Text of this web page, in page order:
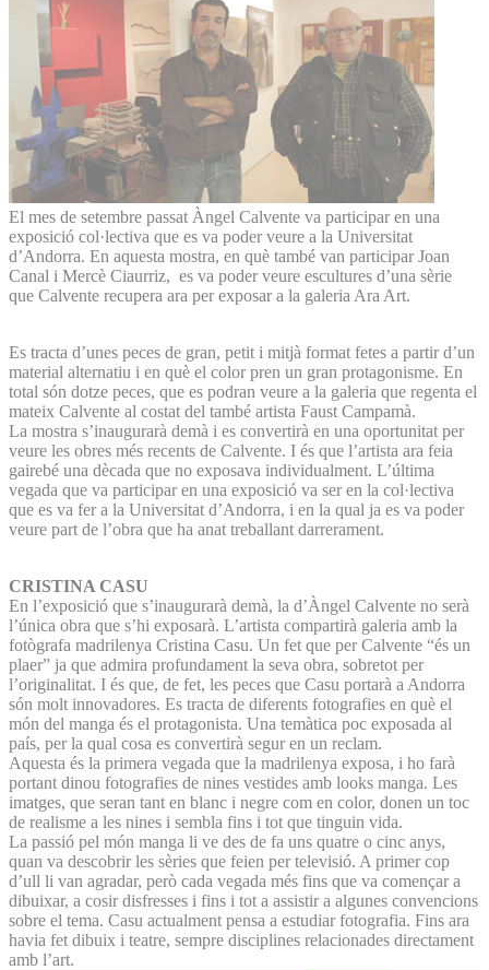
El mes de setembre passat Àngel Calvente va participar en una
exposició col·lectiva que es va poder veure a la Universitat
d’Andorra. En aquesta mostra, en què també van participar Joan
Canal i Mercè Ciaurriz, es va poder veure escultures d’una sèrie
que Calvente recupera ara per exposar a la galeria Ara Art.
Es tracta d’unes peces de gran, petit i mitjà format fetes a partir d’un
material alternatiu i en què el color pren un gran protagonisme. En
total són dotze peces, que es podran veure a la galeria que regenta el
mateix Calvente al costat del també artista Faust Campamà.
La mostra s’inaugurarà demà i es convertirà en una oportunitat per
veure les obres més recents de Calvente. I és que l’artista ara feia
gairebé una dècada que no exposava individualment. L’última
vegada que va participar en una exposició va ser en la col·lectiva
que es va fer a la Universitat d’Andorra, i en la qual ja es va poder
veure part de l’obra que ha anat treballant darrerament.
CRISTINA CASU
En l’exposició que s’inaugurarà demà, la d’Àngel Calvente no serà
l’única obra que s’hi exposarà. L’artista compartirà galeria amb la
fotògrafa madrilenya Cristina Casu. Un fet que per Calvente “és un
plaer” ja que admira profundament la seva obra, sobretot per
l’originalitat. I és que, de fet, les peces que Casu portarà a Andorra
són molt innovadores. Es tracta de diferents fotografies en què el
món del manga és el protagonista. Una temàtica poc exposada al
país, per la qual cosa es convertirà segur en un reclam.
Aquesta és la primera vegada que la madrilenya exposa, i ho farà
portant dinou fotografies de nines vestides amb looks manga. Les
imatges, que seran tant en blanc i negre com en color, donen un toc
de realisme a les nines i sembla fins i tot que tinguin vida.
La passió pel món manga li ve des de fa uns quatre o cinc anys,
quan va descobrir les sèries que feien per televisió. A primer cop
d’ull li van agradar, però cada vegada més fins que va començar a
dibuixar, a cosir disfresses i fins i tot a assistir a algunes convencions
sobre el tema. Casu actualment pensa a estudiar fotografia. Fins ara
havia fet dibuix i teatre, sempre disciplines relacionades directament
amb l’art.